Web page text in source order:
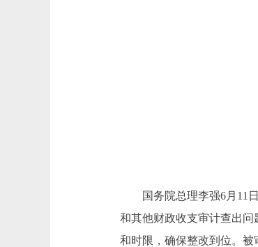
国务院总理李强6月11日
和其他财政收支审计查出
和时限，确保整改到位。